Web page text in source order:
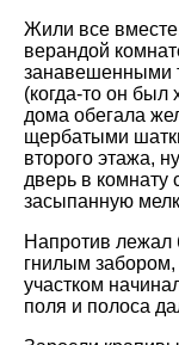
Жили все
верандой
занавешенными
(когда-то он
дома обегала
щербатыми
второго этажа,
дверь в комнату
засыпанную
Напротив лежал
гнилым
участком
поля и полоса